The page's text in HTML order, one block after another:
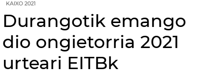
KAIXO 2021
Durangotik emango
dio ongietorria 2021
urteari EITBk